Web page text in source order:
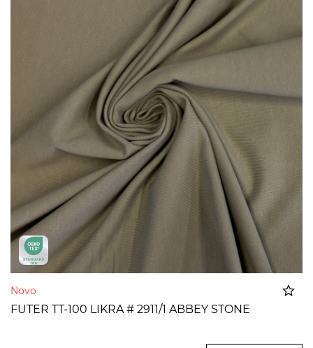
Novo
FUTER TT-100 LIKRA # 2911/1 ABBEY STONE